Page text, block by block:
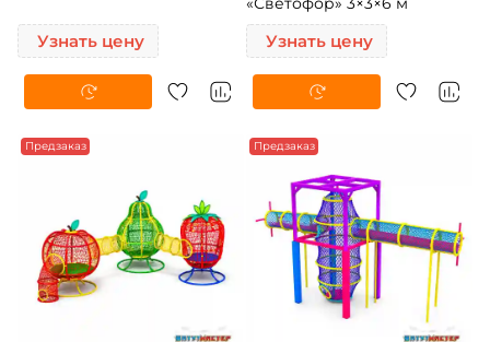
Узнать цену Узнать цену
Предзаказ Предзаказ